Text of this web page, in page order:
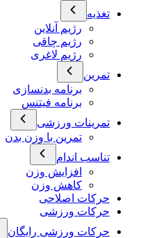
تغذیه
رژیم آنلاین
رژیم چاقی
رژیم لاغری
تمرین
برنامه بدنسازی
برنامه فیتنس
تمرینات ورزشی
تمرین با وزن بدن
تناسب اندام
افزایش وزن
کاهش وزن
حرکات اصلاحی
حرکات ورزشی
حرکات ورزشی رایگان